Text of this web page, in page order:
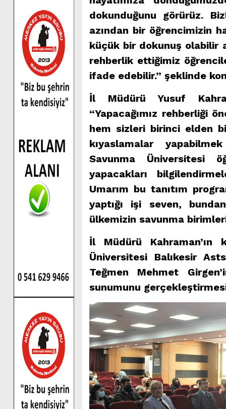
dokunduğunu görürüz.
azından bir öğrencimizin
küçük bir dokunuş olabilir
rehberlik ettiğimiz
ifade edebilir.” şeklinde
İl Müdürü Yusuf
“Yapacağımız rehberliği
hem sizleri birinci elden
kıyaslamalar
Savunma Üniversitesi
yapacakları
Umarım bu tanıtım
yaptığı işi seven,
ülkemizin savunma
İl Müdürü Kahraman’ın
Üniversitesi Balıkesir
Teğmen Mehmet
sunumunu